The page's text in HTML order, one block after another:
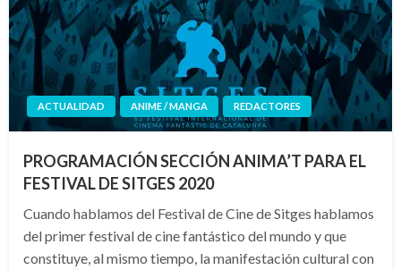
ACTUALIDAD ANIME / MANGA REDACTORES
PROGRAMACIÓN SECCIÓN ANIMA’T PARA EL
FESTIVAL DE SITGES 2020
Cuando hablamos del Festival de Cine de Sitges hablamos
del primer festival de cine fantástico del mundo y que
constituye, al mismo tiempo, la manifestación cultural con